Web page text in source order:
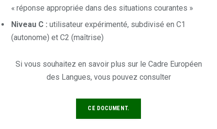
« réponse appropriée dans des situations courantes »
Niveau C : utilisateur expérimenté, subdivisé en C1
(autonome) et C2 (maîtrise)
Si vous souhaitez en savoir plus sur le Cadre Européen
des Langues, vous pouvez consulter
CE DOCUMENT.